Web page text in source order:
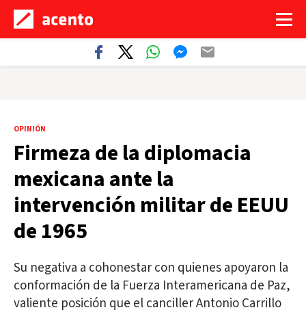
OPINIÓN
Firmeza de la diplomacia
mexicana ante la
intervención militar de EEUU
de 1965
Su negativa a cohonestar con quienes apoyaron la
conformación de la Fuerza Interamericana de Paz,
valiente posición que el canciller Antonio Carrillo